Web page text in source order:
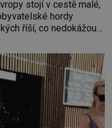
stojí v cestě malé,
hordy
říší, co nedokážou
a Azovského